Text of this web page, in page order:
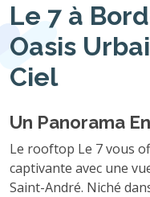
Le 7 à
Oasis
Ciel
Un Panorama
Le rooftop Le 7 vous
captivante avec une
Saint-André. Niché